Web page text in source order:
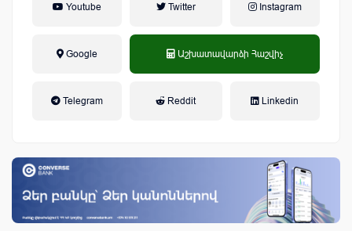
Youtube Twitter Instagram
Google Աշխատավարձի Հաշվիչ
Telegram Reddit Linkedin